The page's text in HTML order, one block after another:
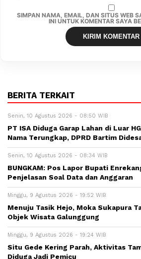
SIMPAN NAMA, EMAIL, DAN SITUS WEB
INI UNTUK KOMENTAR SAYA
BERITA TERKAIT
Senin, 10 Agustus 2026 - 08:50 WIB
PT ISA Diduga Garap Lahan di Luar
Nama Terungkap, DPRD Bartim
Senin, 10 Agustus 2026 - 08:34 WIB
BUNGKAM: Pos Lapor Bupati
Penjelasan Soal Data dan Anggaran
Minggu, 9 Agustus 2026 - 19:52 WIB
Menuju Tasik Hejo, Moka Sukapura
Objek Wisata Galunggung
Minggu, 9 Agustus 2026 - 19:24 WIB
Situ Gede Kering Parah, Aktivitas
Diduga Jadi Pemicu